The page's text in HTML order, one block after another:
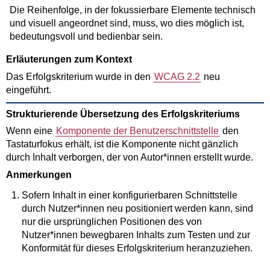
Die Reihenfolge, in der fokussierbare Elemente technisch
und visuell angeordnet sind, muss, wo dies möglich ist,
bedeutungsvoll und bedienbar sein.
Erläuterungen zum Kontext
Das Erfolgskriterium wurde in den WCAG 2.2 neu
eingeführt.
Strukturierende Übersetzung des Erfolgskriteriums
Wenn eine Komponente der Benutzerschnittstelle den
Tastaturfokus erhält, ist die Komponente nicht gänzlich
durch Inhalt verborgen, der von Autor*innen erstellt wurde.
Anmerkungen
Sofern Inhalt in einer konfigurierbaren Schnittstelle
durch Nutzer*innen neu positioniert werden kann, sind
nur die ursprünglichen Positionen des von
Nutzer*innen bewegbaren Inhalts zum Testen und zur
Konformität für dieses Erfolgskriterium heranzuziehen.